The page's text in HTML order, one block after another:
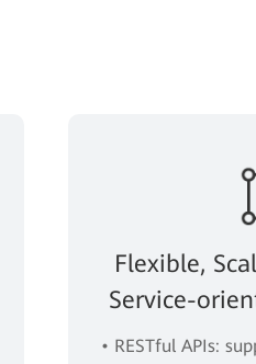
Flexible,
Service-
• RESTful APIs: